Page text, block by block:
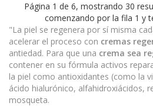
Página 1 de 6, mostrando 30
comenzando por la fila 1 y
"La piel se regenera por sí misma
acelerar el proceso con cremas
antiedad. Para que una crema sea
contener en su fórmula activos
la piel como antioxidantes (como la
ácido hialurónico, alfahidroxiácidos,
mosqueta.